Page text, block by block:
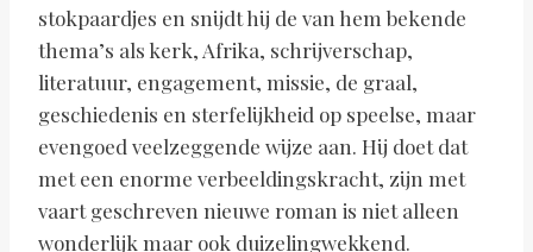
stokpaardjes en snijdt hij de van hem bekende
thema’s als kerk, Afrika, schrijverschap,
literatuur, engagement, missie, de graal,
geschiedenis en sterfelijkheid op speelse, maar
evengoed veelzeggende wijze aan. Hij doet dat
met een enorme verbeeldingskracht, zijn met
vaart geschreven nieuwe roman is niet alleen
wonderlijk maar ook duizelingwekkend.